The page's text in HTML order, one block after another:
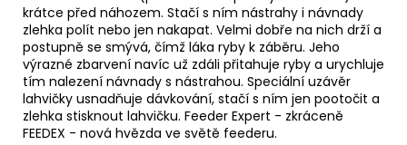
krátce před náhozem. Stačí s ním nástrahy i návnady
zlehka polít nebo jen nakapat. Velmi dobře na nich drží a
postupně se smývá, čímž láka ryby k záběru. Jeho
výrazné zbarvení navíc už zdáli přitahuje ryby a urychluje
tím nalezení návnady s nástrahou. Speciální uzávěr
lahvičky usnadňuje dávkování, stačí s ním jen pootočit a
zlehka stisknout lahvičku. Feeder Expert - zkráceně
FEEDEX - nová hvězda ve světě feederu.
EAZYSIX
44
Kč